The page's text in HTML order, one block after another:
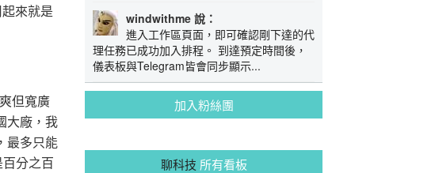
來就是
但寬廣
大廠，我
最多只能
分之百
windwithme 說：
進入工作區頁面，即可確認剛下達的代
理任務已成功加入排程。 到達預定時間後，
儀表板與Telegram皆會同步顯示...
加入粉絲團
聊科技 所有看板